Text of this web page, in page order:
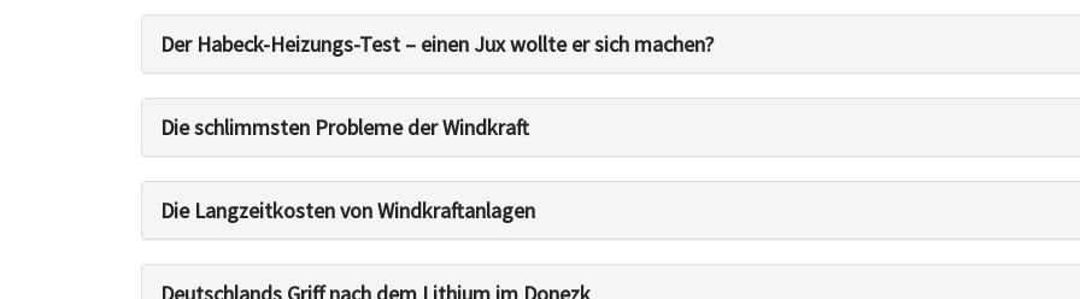
Der Habeck-Heizungs-Test – einen Jux wollte er sich machen?
Die schlimmsten Probleme der Windkraft
Die Langzeitkosten von Windkraftanlagen